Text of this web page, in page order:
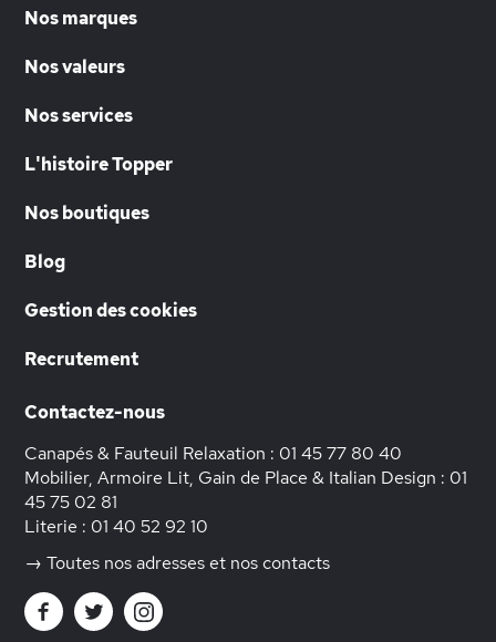
Nos marques
Nos valeurs
Nos services
L'histoire Topper
Nos boutiques
Blog
Gestion des cookies
Recrutement
Contactez-nous
Canapés & Fauteuil Relaxation : 01 45 77 80 40
Mobilier, Armoire Lit, Gain de Place & Italian Design : 01
45 75 02 81
Literie : 01 40 52 92 10
→ Toutes nos adresses et nos contacts